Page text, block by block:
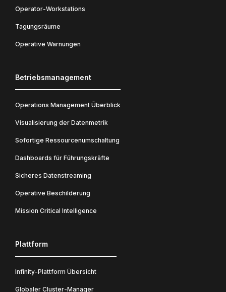
Operator-Workstations
Tagungsräume
Operative Warnungen
Betriebsmanagement
Operations Management Überblick
Visualisierung der Datenmetrik
Sofortige Ressourcenumschaltung
Dashboards für Führungskräfte
Sicheres Datenstreaming
Operative Beschilderung
Mission Critical Intelligence
Plattform
Infinity-Plattform Übersicht
Globaler Cluster-Manager